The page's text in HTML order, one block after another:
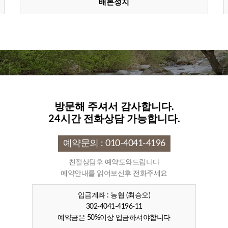
배론성지
방문해 주셔서 감사합니다.
24시간 전화상담 가능합니다.
예약문의 : 010-4041-4196
친절상담후 예약도와드립니다
예약안내를 읽어보신후 전화주세요
입금계좌 : 농협 (최승오)
302-4041-4196-11
예약금은 50%이상 입금하셔야합니다